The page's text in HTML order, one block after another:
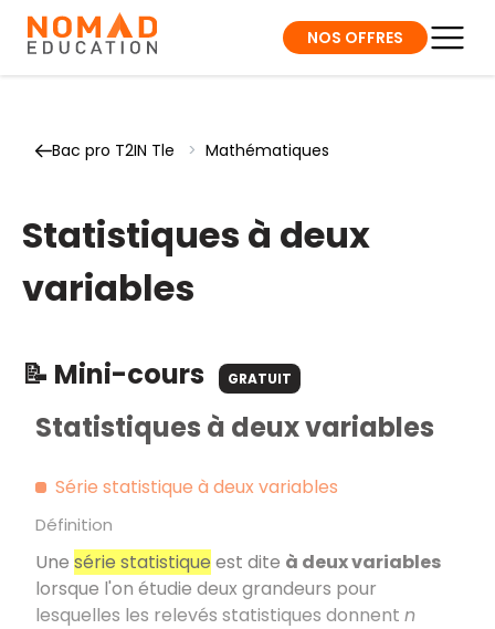
NOS OFFRES
Bac pro T2IN Tle > Mathématiques
Statistiques à deux
variables
📝 Mini-cours GRATUIT
Statistiques à deux variables
Série statistique à deux variables
Définition
Une série statistique est dite à deux variables
lorsque l'on étudie deux grandeurs pour
lesquelles les relevés statistiques donnent n